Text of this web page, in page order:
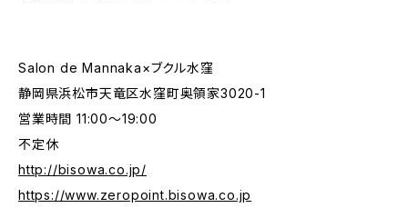
Salon de Mannaka×ブクル水窪
静岡県浜松市天竜区水窪町奥領家3020-1
営業時間 11:00〜19:00
不定休
http://bisowa.co.jp/
https://www.zeropoint.bisowa.co.jp